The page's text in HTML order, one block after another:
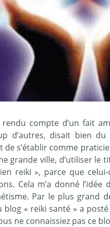
compte d’un fait
d’autres, disait bien
de s’établir comme
grande ville, d’utiliser le
reiki », parce que
Cela m’a donné
Par le plus grand
blog « reiki santé » a
ne connaissiez pas ce